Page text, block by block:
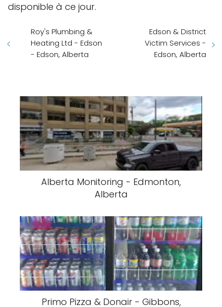
disponible à ce jour.
Roy's Plumbing &
Heating Ltd - Edson
- Edson, Alberta
Edson & District
Victim Services -
Edson, Alberta
Alberta Monitoring - Edmonton,
Alberta
Primo Pizza & Donair - Gibbons,